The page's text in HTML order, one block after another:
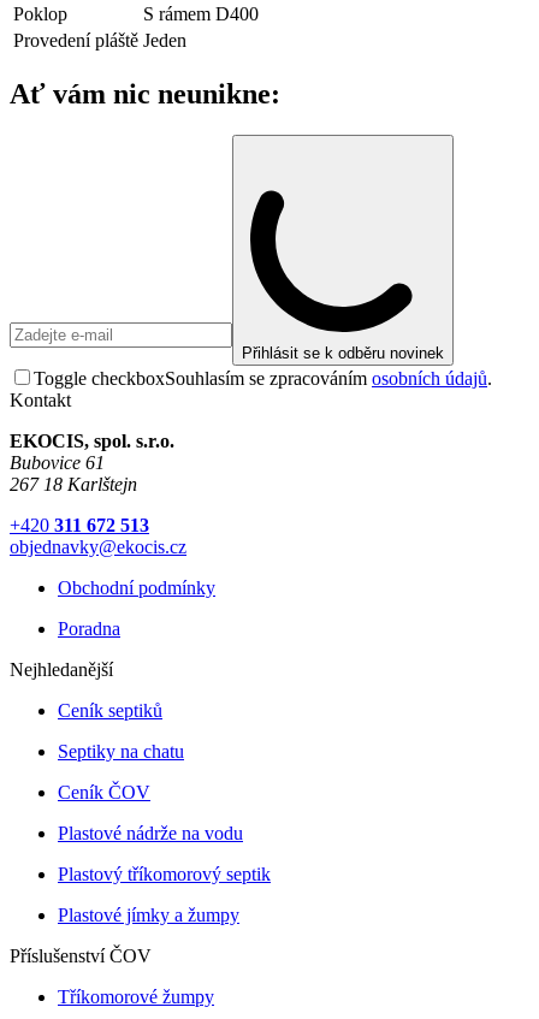
Poklop
S rámem D400
Provedení pláště Jeden
Ať vám nic neunikne:
Přihlásit se k odběru novinek
Toggle checkboxSouhlasím se zpracováním osobních údajů.
Kontakt
EKOCIS, spol. s.r.o.
Bubovice 61
267 18 Karlštejn
+420 311 672 513
objednavky@ekocis.cz
Obchodní podmínky
Poradna
Nejhledanější
Ceník septiků
Septiky na chatu
Ceník ČOV
Plastové nádrže na vodu
Plastový tříkomorový septik
Plastové jímky a žumpy
Příslušenství ČOV
Tříkomorové žumpy